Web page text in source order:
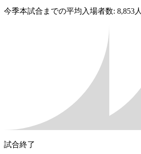
今季本試合までの平均入場者数: 8,853人
試合終了